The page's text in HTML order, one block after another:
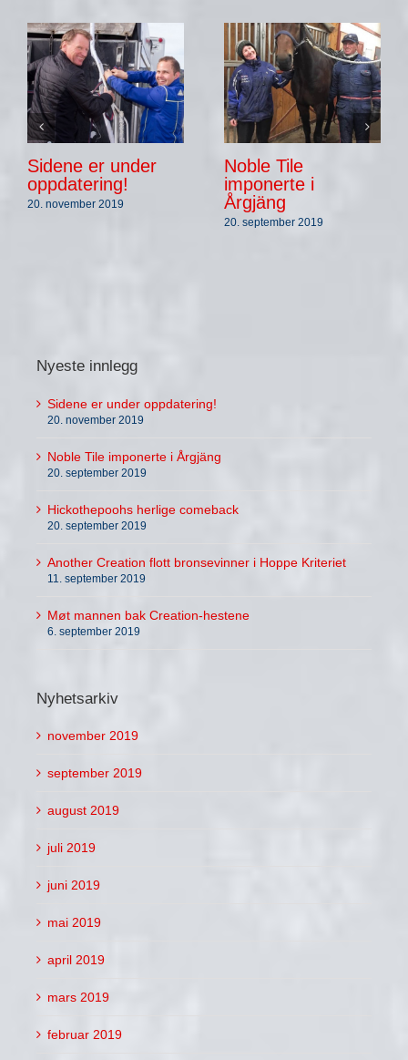
Sidene er under
oppdatering!
20. november 2019
Noble Tile
imponerte i
Årgjäng
20. september 2019
Nyeste innlegg
Sidene er under oppdatering!
20. november 2019
Noble Tile imponerte i Årgjäng
20. september 2019
Hickothepoohs herlige comeback
20. september 2019
Another Creation flott bronsevinner i Hoppe Kriteriet
11. september 2019
Møt mannen bak Creation-hestene
6. september 2019
Nyhetsarkiv
november 2019
september 2019
august 2019
juli 2019
juni 2019
mai 2019
april 2019
mars 2019
februar 2019